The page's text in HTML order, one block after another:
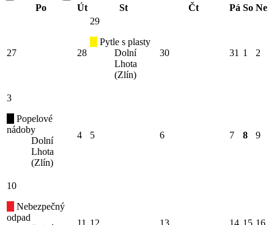
Po Út St Čt Pá So Ne
27 28
29
Pytle s plasty
Dolní
Lhota
(Zlín)
30 31 1 2
3
Popelové
nádoby
Dolní
Lhota
(Zlín)
4 5 6 7 8 9
10
Nebezpečný
odpad
11 12 13 14 15 16